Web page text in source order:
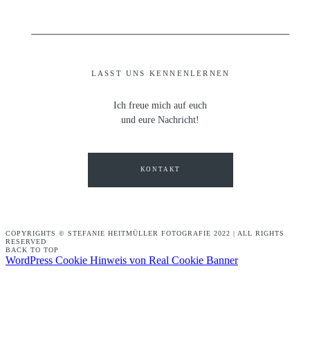
LASST UNS KENNENLERNEN
Ich freue mich auf euch
und eure Nachricht!
KONTAKT
COPYRIGHTS © STEFANIE HEITMÜLLER FOTOGRAFIE 2022 | ALL RIGHTS
RESERVED
BACK TO TOP
WordPress Cookie Hinweis von Real Cookie Banner